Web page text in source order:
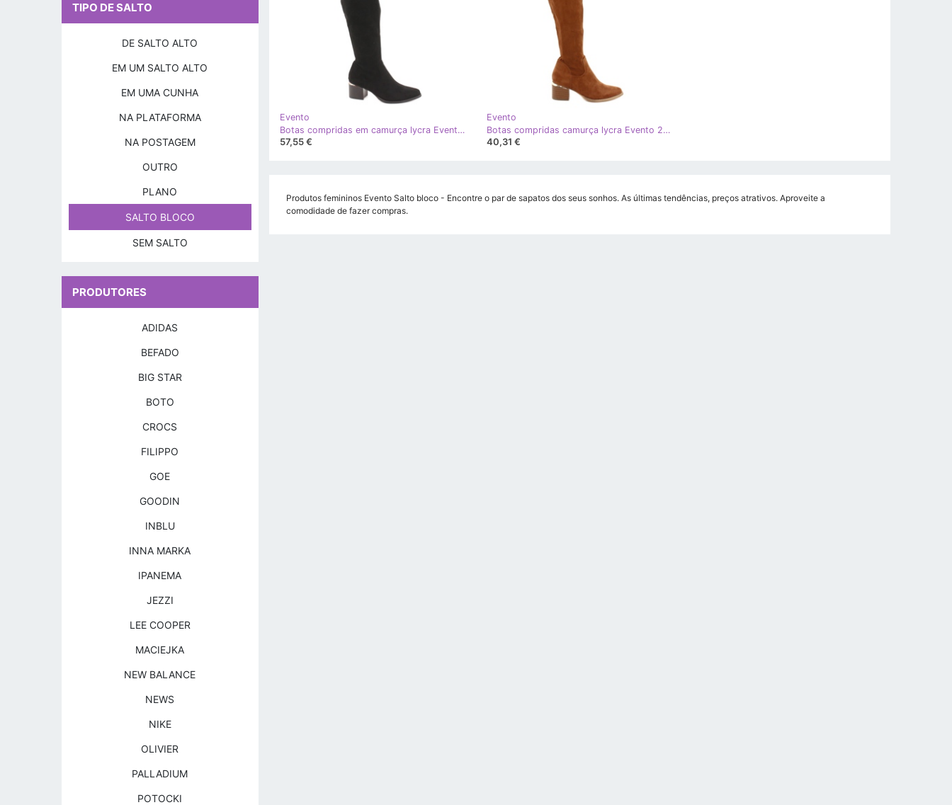
Evento
Botas compridas em camurça lycra Evento 20KZ35-3330 Preto
57,55 €
Evento
Botas compridas camurça lycra Evento 20KZ35-3330 Camel marrom amarelo
40,31 €
Produtos femininos Evento Salto bloco - Encontre o par de sapatos dos seus sonhos. As últimas tendências, preços atrativos. Aproveite a
comodidade de fazer compras.
TIPO DE SALTO
DE SALTO ALTO
EM UM SALTO ALTO
EM UMA CUNHA
NA PLATAFORMA
NA POSTAGEM
OUTRO
PLANO
SALTO BLOCO
SEM SALTO
PRODUTORES
ADIDAS
BEFADO
BIG STAR
BOTO
CROCS
FILIPPO
GOE
GOODIN
INBLU
INNA MARKA
IPANEMA
JEZZI
LEE COOPER
MACIEJKA
NEW BALANCE
NEWS
NIKE
OLIVIER
PALLADIUM
POTOCKI